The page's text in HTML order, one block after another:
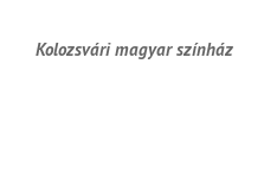
Kolozsvári magyar színház